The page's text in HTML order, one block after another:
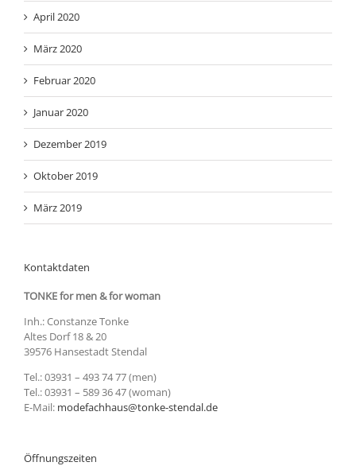
April 2020
März 2020
Februar 2020
Januar 2020
Dezember 2019
Oktober 2019
März 2019
Kontaktdaten
TONKE for men & for woman
Inh.: Constanze Tonke
Altes Dorf 18 & 20
39576 Hansestadt Stendal
Tel.: 03931 – 493 74 77 (men)
Tel.: 03931 – 589 36 47 (woman)
E-Mail: modefachhaus@tonke-stendal.de
Öffnungszeiten